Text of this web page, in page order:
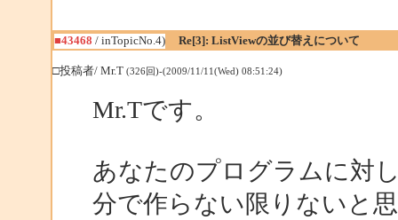
■43468 / inTopicNo.4) Re[3]: ListViewの並び替えについて
□投稿者/ Mr.T (326回)-(2009/11/11(Wed) 08:51:24)
Mr.Tです。
あなたのプログラムに対
分で作らない限りないと